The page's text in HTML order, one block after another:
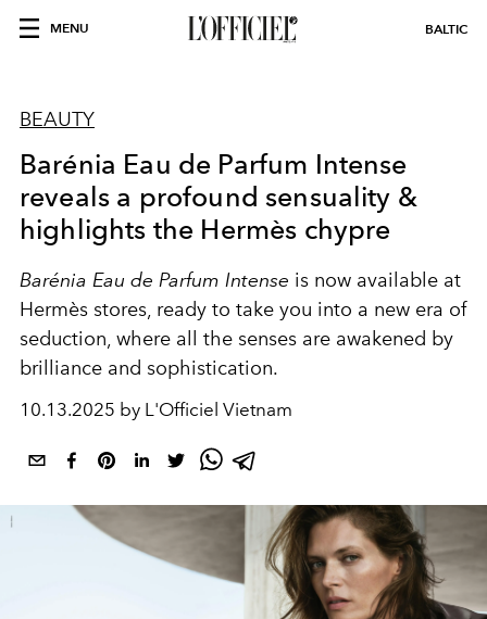
MENU BALTIC
BEAUTY
Barénia Eau de Parfum Intense
reveals a profound sensuality &
highlights the Hermès chypre
Barénia Eau de Parfum Intense is now available at
Hermès stores, ready to take you into a new era of
seduction, where all the senses are awakened by
brilliance and sophistication.
10.13.2025 by L'Officiel Vietnam